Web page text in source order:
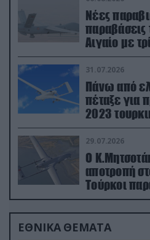
Νέες
παραβάσεις
Αιγαίο με
31.07.2026
Πάνω από
πέταξε για
2023
29.07.2026
Ο
αποτροπή
Τούρκοι
drone
ΕΘΝΙΚΑ ΘΕΜΑΤΑ